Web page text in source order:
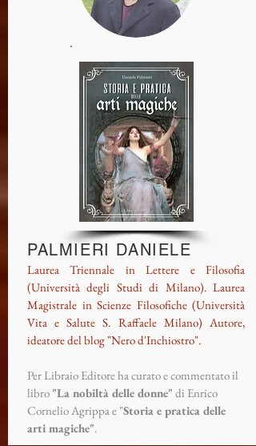
PALMIERI DANIELE
Laurea Triennale in Lettere e Filosofia
(Università degli Studi di Milano). Laurea
Magistrale in Scienze Filosofiche (Università
Vita e Salute S. Raffaele Milano) Autore,
ideatore del blog "Nero d'Inchiostro".
Per Libraio Editore ha curato e commentato il
libro "La nobiltà delle donne" di Enrico
Cornelio Agrippa e "Storia e pratica delle
arti magiche".